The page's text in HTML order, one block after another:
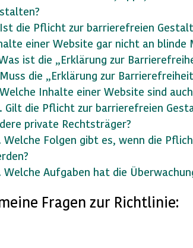
die Pflicht zur barrierefreien
einer Website gar nicht an blinde
ist die „Erklärung zur
die „Erklärung zur
Inhalte einer Website sind
Gilt die Pflicht zur barrierefreien
private Rechtsträger?
Welche Folgen gibt es, wenn die
Welche Aufgaben hat die
Fragen zur Richtlinie: